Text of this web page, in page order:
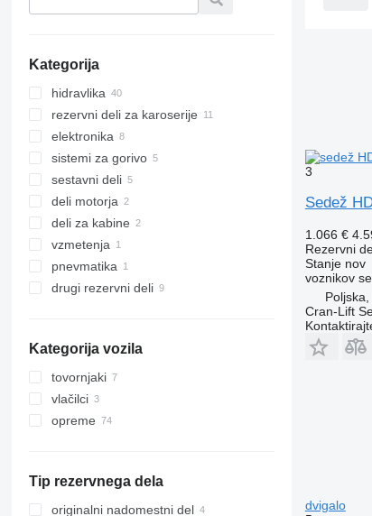
Kategorija
hidravlika
hidravlični rotatorji
hidravlični cilindri
hidravlične črpalke
hidravlične joysticki
razdelilniki vžiga
visokotlačne cevi
hidravlični rezervoarji
hidravlični filtri
aksialne batne črpalke
rezervni deli za karoserije
puščice
stopnice
drugi deli karoserije
elektronika
armaturne plošče
nadzorne enote
akumulatorji
daljinski upravljalniki za vzmetenje
sistemi za gorivo
rezervoarji za gorivo
sestavni deli
drugi sistemski deli
deli motorja
jermenice
dušilni ventili
deli za kabine
stekla
stranska stekla
sedeži
vzmetenja
servo volan
pnevmatika
elektromagnetni ventili
drugi rezervni deli
pritrdilni vijaki
Kategorija vozila
tovornjaki
vlačilci
opreme
dvigala
Tip rezervnega dela
originalni nadomestni del
3
Sedež
1.066 €
Rezervni
Stanjenov
voznikov
Cran-Lift
dvigalo